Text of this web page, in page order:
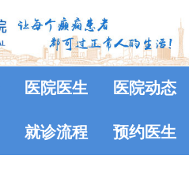
医院医生 医院动态
就诊流程 预约医生